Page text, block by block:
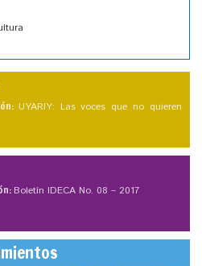
UYARIY: Las voces que no quieren
Boletín IDECA No. 08 – 2017